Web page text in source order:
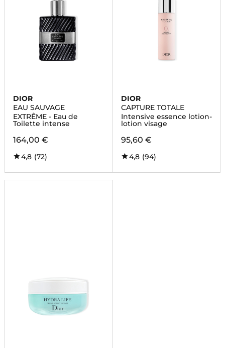
DIOR
EAU SAUVAGE
EXTRÊME - Eau de
Toilette intense
164,00 €
4,8 (72)
DIOR
CAPTURE TOTALE
Intensive essence lotion-
lotion visage
95,60 €
4,8 (94)